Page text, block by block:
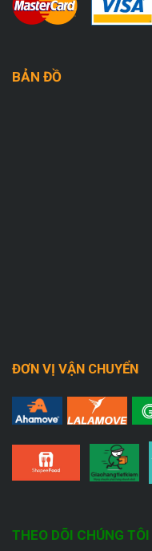
BẢN ĐỒ
ĐƠN VỊ VẬN CHUYỂN
THEO DÕI CHÚNG